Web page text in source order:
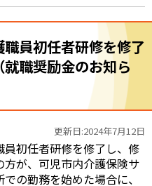
員初任者研修を修了
就職奨励金のお知ら
更新日:2024年7月12日
員初任者研修を修了し、修
方が、可児市内介護保険サ
の勤務を始めた場合に、